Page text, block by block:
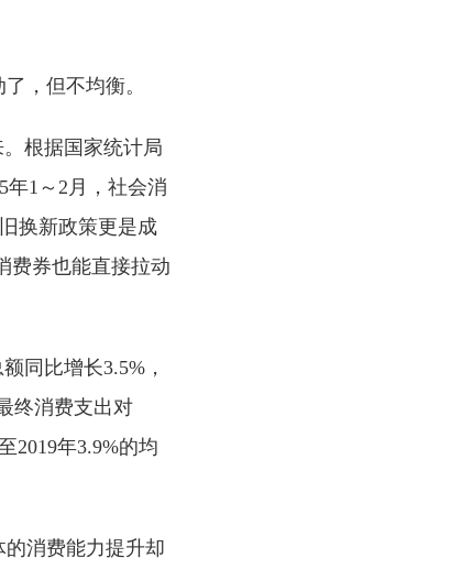
，但不均衡。
根据国家统计局
年1～2月，社会消
换新政策更是成
费券也能直接拉动
同比增长3.5%，
终消费支出对
2019年3.9%的均
消费能力提升却